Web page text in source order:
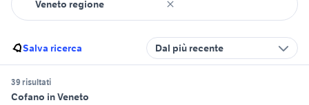
Salva ricerca Dal più recente
39 risultati
Cofano in Veneto